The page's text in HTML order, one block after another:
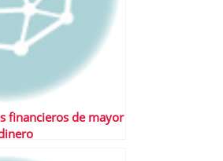
financieros de mayor